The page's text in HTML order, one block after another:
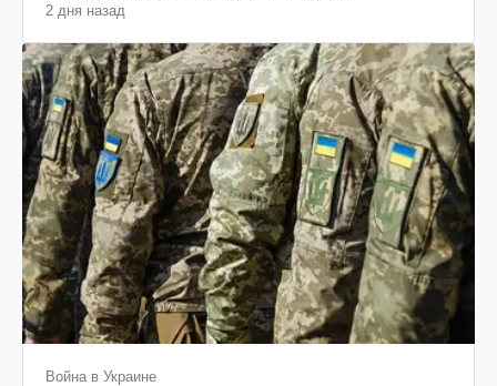
2 дня назад
Война в Украине